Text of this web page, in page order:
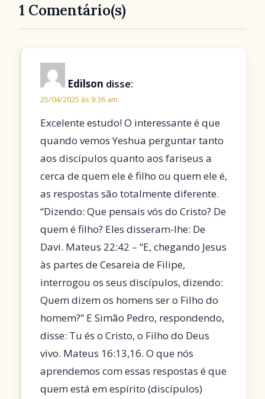
1 Comentário(s)
Edilson disse:
25/04/2025 às 9:36 am
Excelente estudo! O interessante é que
quando vemos Yeshua perguntar tanto
aos discípulos quanto aos fariseus a
cerca de quem ele é filho ou quem ele é,
as respostas são totalmente diferente.
“Dizendo: Que pensais vós do Cristo? De
quem é filho? Eles disseram-lhe: De
Davi. Mateus 22:42 – “E, chegando Jesus
às partes de Cesareia de Filipe,
interrogou os seus discípulos, dizendo:
Quem dizem os homens ser o Filho do
homem?” E Simão Pedro, respondendo,
disse: Tu és o Cristo, o Filho do Deus
vivo. Mateus 16:13,16. O que nós
aprendemos com essas respostas é que
quem está em espírito (discípulos)